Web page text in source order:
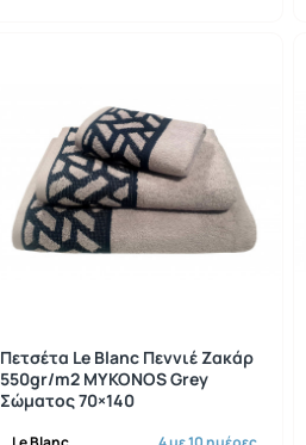
Πετσέτα Le Blanc Πεννιέ Ζακάρ
550gr/m2 MYKONOS Grey
Σώματος 70×140